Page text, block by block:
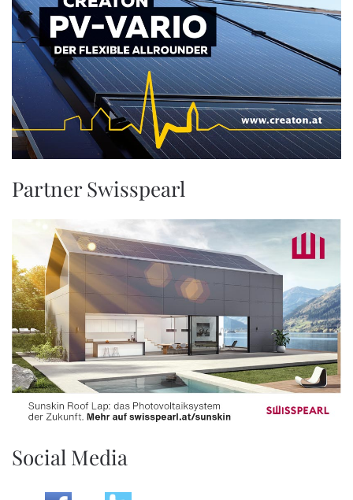
Partner Swisspearl
Social Media